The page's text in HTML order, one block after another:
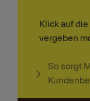
Klick auf
vergeben
So sorgt